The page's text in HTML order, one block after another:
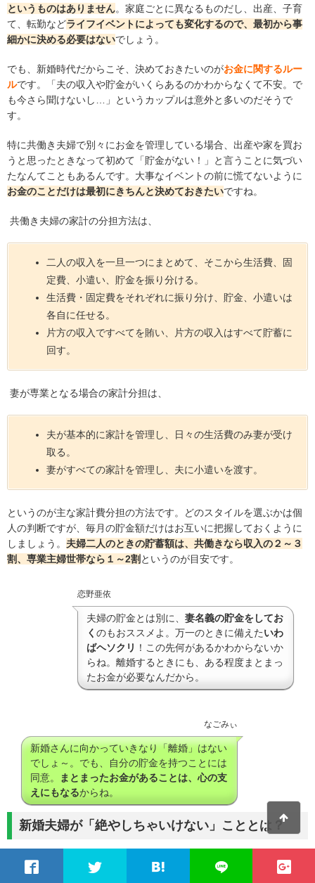
というものはありません。家庭ごとに異なるものだし、出産、子育
て、転勤などライフイベントによっても変化するので、最初から事
細かに決める必要はないでしょう。
でも、新婚時代だからこそ、決めておきたいのがお金に関するルー
ルです。「夫の収入や貯金がいくらあるのかわからなくて不安。で
も今さら聞けないし…」というカップルは意外と多いのだそうで
す。
特に共働き夫婦で別々にお金を管理している場合、出産や家を買お
うと思ったときなって初めて「貯金がない！」と言うことに気づい
たなんてこともあるんです。大事なイベントの前に慌てないように
お金のことだけは最初にきちんと決めておきたいですね。
共働き夫婦の家計の分担方法は、
二人の収入を一旦一つにまとめて、そこから生活費、固
定費、小遣い、貯金を振り分ける。
生活費・固定費をそれぞれに振り分け、貯金、小遣いは
各自に任せる。
片方の収入ですべてを賄い、片方の収入はすべて貯蓄に
回す。
妻が専業となる場合の家計分担は、
夫が基本的に家計を管理し、日々の生活費のみ妻が受け
取る。
妻がすべての家計を管理し、夫に小遣いを渡す。
というのが主な家計費分担の方法です。どのスタイルを選ぶかは個
人の判断ですが、毎月の貯金額だけはお互いに把握しておくように
しましょう。 夫婦二人のときの貯蓄額は、共働きなら収入の２～３
割、専業主婦世帯なら１～2割 というのが目安です。
恋野亜依
夫婦の貯金とは別に、 妻名義の貯金をしてお
く のもおススメよ。万一のときに備えたいわ
ばヘソクリ ！この先何があるかわからないか
らね。離婚するときにも、ある程度まとまっ
たお金が必要なんだから。
なごみぃ
新婚さんに向かっていきなり「離婚」はない
でしょ～。でも、自分の貯金を持つことには
同意。
まとまったお金があることは、心の支
えにもなるからね。
新婚夫婦が「絶やしちゃいけない」こととは？
SWITCH Vol.34 No.5 マツコ・デラックス